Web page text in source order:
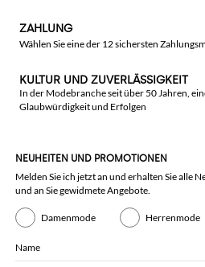
ZAHLUNG
Wählen Sie eine der 12 sichersten
KULTUR UND ZUVERLÄSSIGKEIT
In der Modebranche seit über 50 Jahren,
Glaubwürdigkeit und Erfolgen
NEUHEITEN UND PROMOTIONEN
Melden Sie ich jetzt an und erhalten Sie alle
und an Sie gewidmete Angebote.
Damenmode Herrenmode
Name